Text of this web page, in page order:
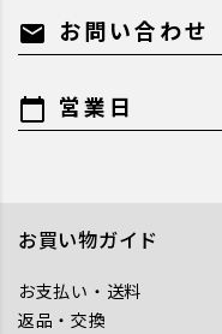
mail お問い合わせ
calendar_today 営業日
お買い物ガイド
お支払い・送料
返品・交換